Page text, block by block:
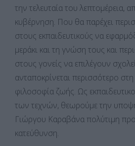
την τελευταία του λεπτομέρεια,
κυβέρνηση. Που θα παρέχει
στους εκπαιδευτικούς να
μεράκι και τη γνώση τους και
στους γονείς να επιλέγουν
ανταποκρίνεται περισσότερο
φιλοσοφία ζωής. Ως
των τεχνών, θεωρούμε την
Γιώργου Καραβάνα πολύτιμη
κατεύθυνση.